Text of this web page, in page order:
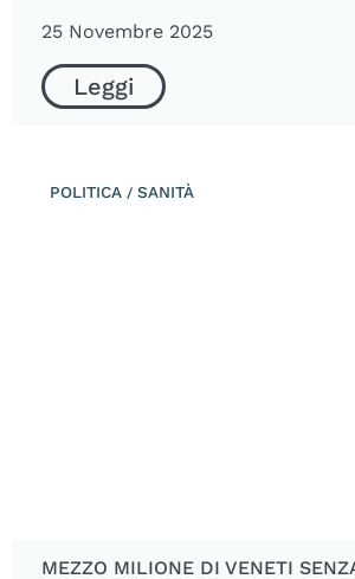
25 Novembre 2025
Leggi
MEZZO MILIONE DI VENETI
POLITICA / SANITÀ